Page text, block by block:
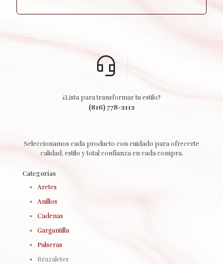
(816) 778-2112
¿Lista para transformar tu estilo?
Seleccionamos cada producto con cuidado para ofrecerte
calidad, estilo y total confianza en cada compra.
Categorías
Aretes
Anillos
Cadenas
Gargantilla
Pulseras
Brazaletes